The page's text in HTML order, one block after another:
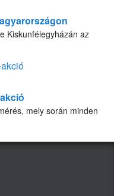
Kiskunfélegyházán az
mely során minden